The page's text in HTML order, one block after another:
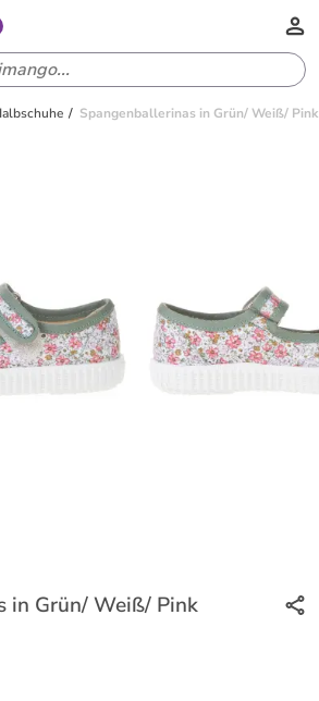
Spangenballerinas in Grün/ Weiß/ Pink
in Grün/ Weiß/ Pink